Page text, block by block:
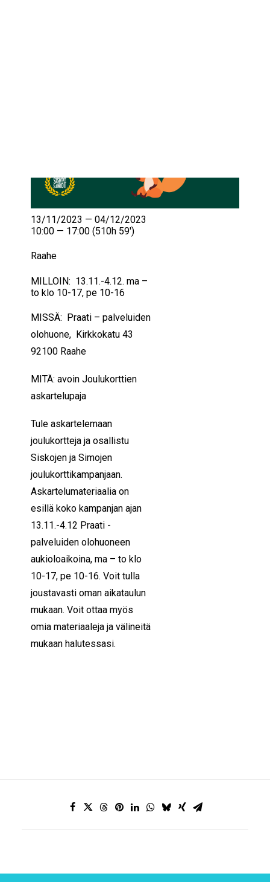
MILLOIN: 13.11.-4.12. ma –
to klo 10-17, pe 10-16
MISSÄ: Praati – palveluiden
olohuone, Kirkkokatu 43
92100 Raahe
MITÄ: avoin Joulukorttien
askartelupaja
Tule askartelemaan
joulukortteja ja osallistu
Siskojen ja Simojen
joulukorttikampanjaan.
Askartelumateriaalia on
esillä koko kampanjan ajan
13.11.-4.12 Praati -
palveluiden olohuoneen
aukioloaikoina, ma – to klo
10-17, pe 10-16. Voit tulla
joustavasti oman aikataulun
mukaan. Voit ottaa myös
omia materiaaleja ja välineitä
mukaan halutessasi.
13/11/2023 — 04/12/2023
10:00 — 17:00 (510h 59′)
Raahe